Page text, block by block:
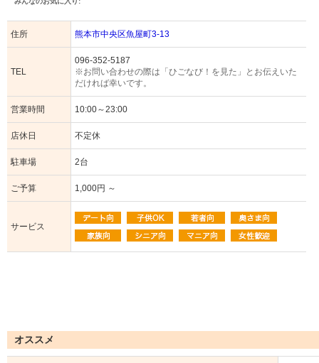
住所 熊本市中央区魚屋町3-13
TEL
096-352-5187
※お問い合わせの際は「ひごなび！を見た」とお伝えいた
だければ幸いです。
営業時間 10:00～23:00
店休日 不定休
駐車場 2台
ご予算 1,000円 ～
サービス
オススメ